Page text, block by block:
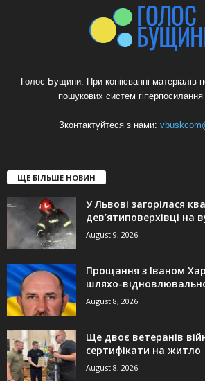
Голос Бущини. При копіюванні матеріалів
пошукових систем
Зконтактуйтеся з нами:
ЩЕ БІЛЬШЕ НОВИН
У Львові загорілася
дев’ятиповерхівці на
August 9, 2026
Прощання з Іваном
шляхо-
August 8, 2026
Ще двоє ветеранів
сертифікати на житло
August 8, 2026